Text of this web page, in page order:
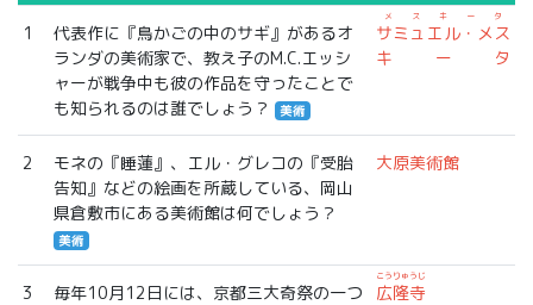
1
代表作に『鳥かごの中のサギ』があるオ
ランダの美術家で、教え子のM.C.エッシ
ャーが戦争中も彼の作品を守ったことで
も知られるのは誰でしょう？
美術
サミュエル・メス
キータ
メスキータ
2
モネの『睡蓮』、エル・グレコの『受胎
告知』などの絵画を所蔵している、岡山
県倉敷市にある美術館は何でしょう？
美術
大原美術館
3
毎年10月12日には、京都三大奇祭の一つ
広隆寺
こうりゅうじ